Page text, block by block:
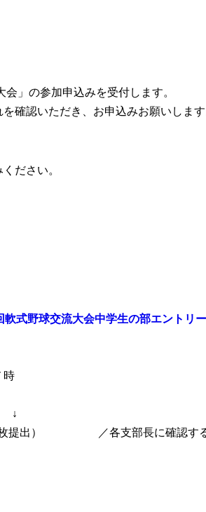
」の参加申込みを受付します。
確認いただき、お申込みお願いします
ださい。
軟式野球交流大会中学生の部エントリ
時
↓
3枚提出） ／各支部長に確認する